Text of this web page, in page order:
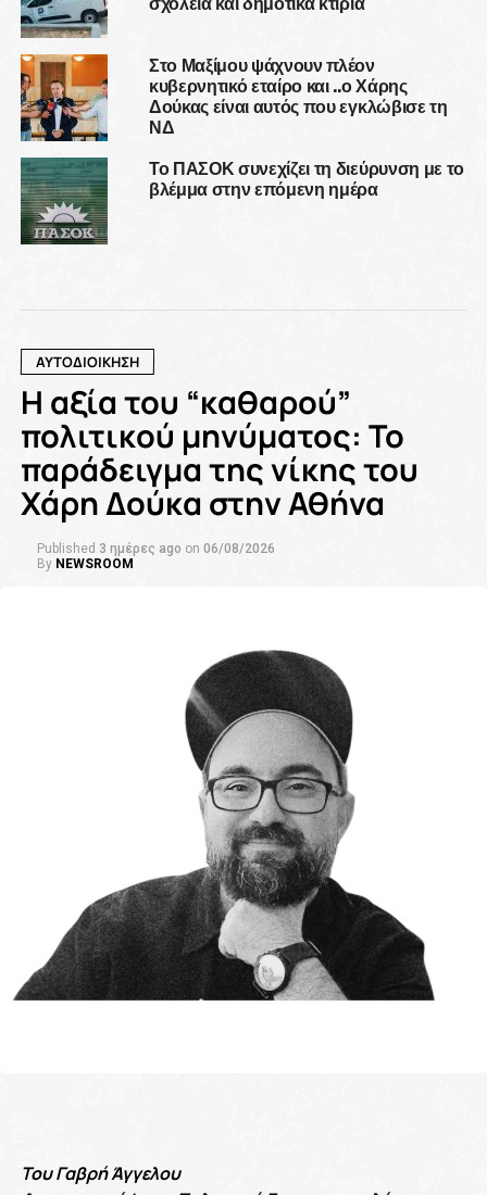
Στο Μαξίμου ψάχνουν πλέον
κυβερνητικό εταίρο και ..ο Χάρης
Δούκας είναι αυτός που εγκλώβισε τη
ΝΔ
Το ΠΑΣΟΚ συνεχίζει τη διεύρυνση με το
βλέμμα στην επόμενη ημέρα
ΑΥΤΟΔΙΟΙΚΗΣΗ
Η αξία του “καθαρού”
πολιτικού μηνύματος: Το
παράδειγμα της νίκης του
Χάρη Δούκα στην Αθήνα
Published 3 ημέρες ago on 06/08/2026
By NEWSROOM
Του Γαβρή Άγγελου